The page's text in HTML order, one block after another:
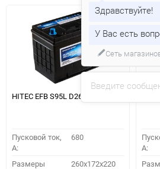
HITEC EFB S95L D26
Пусковой ток,
A:
680
Размеры
260x172x220
A:
Введите
Здравствуйте!
У Вас есть
Сеть